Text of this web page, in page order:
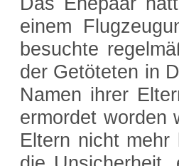
einem
besuchte
der Getöteten in
Namen ihrer
ermordet worden
Eltern nicht